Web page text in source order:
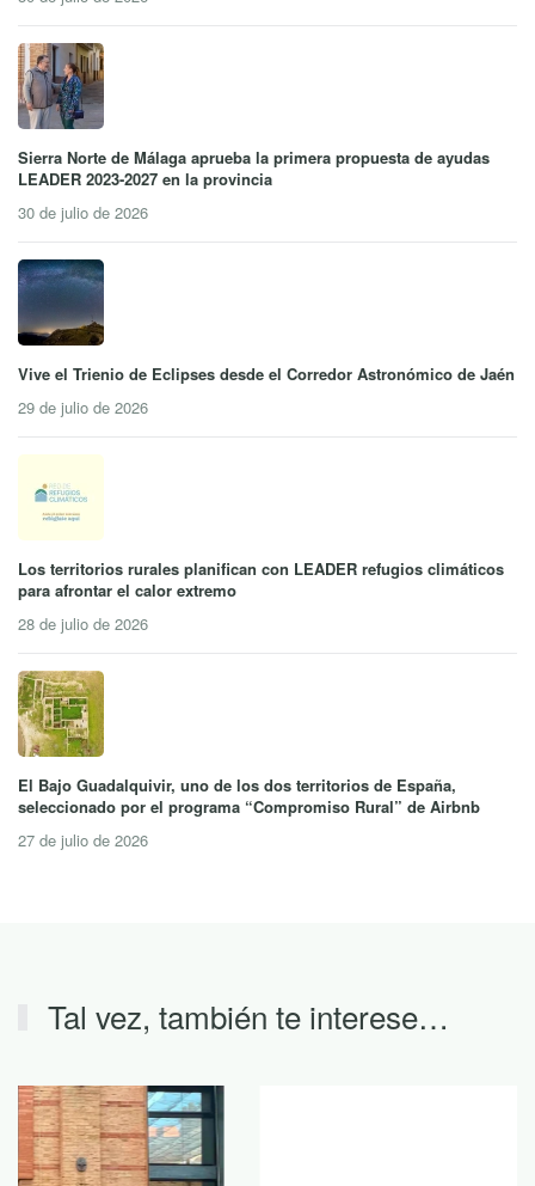
Sierra Norte de Málaga aprueba la primera propuesta de ayudas
LEADER 2023-2027 en la provincia
30 de julio de 2026
Vive el Trienio de Eclipses desde el Corredor Astronómico de Jaén
29 de julio de 2026
Los territorios rurales planifican con LEADER refugios climáticos
para afrontar el calor extremo
28 de julio de 2026
El Bajo Guadalquivir, uno de los dos territorios de España,
seleccionado por el programa “Compromiso Rural” de Airbnb
27 de julio de 2026
Tal vez, también te interese…